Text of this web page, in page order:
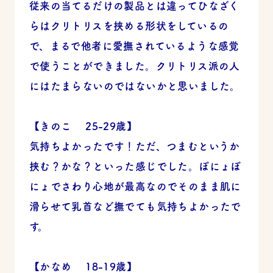
従来の当てるだけの製品とは違ってひなざく
らはクリトリスを挟める形状をしているの
で、まるで他者に愛撫されているような感覚
で使うことができました。クリトリス派の人
にはたまらないのではないかと思いました。
【きのこ 25-29歳】
気持ちよかったです！ただ、つまむというか
挟む？かな？といった感じでした。ぽにょぽ
にょでさわり心地が最高なのでそのまま肌に
滑らせて乳首など撫でても気持ちよかったで
す。
【かなめ 18-19歳】